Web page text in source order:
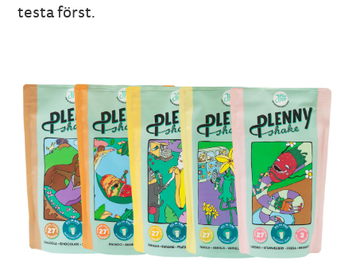
testa först.